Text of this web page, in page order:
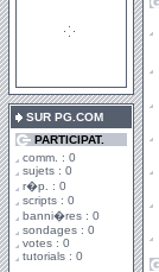
SUR PG.COM
PARTICIPAT.
comm. : 0
sujets : 0
r�p. : 0
scripts : 0
banni�res : 0
sondages : 0
votes : 0
tutorials : 0